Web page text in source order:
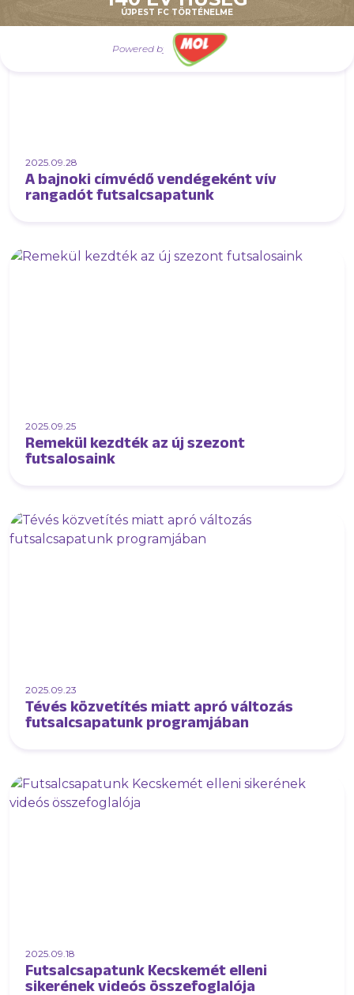
ÚJPEST FC TÖRTÉNELME
Powered by
2025.09.28
A bajnoki címvédő vendégeként vív
rangadót futsalcsapatunk
2025.09.25
Remekül kezdték az új szezont
futsalosaink
2025.09.23
Tévés közvetítés miatt apró változás
futsalcsapatunk programjában
2025.09.18
Futsalcsapatunk Kecskemét elleni
sikerének videós összefoglalója